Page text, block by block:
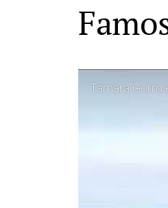
Tamara Gorro